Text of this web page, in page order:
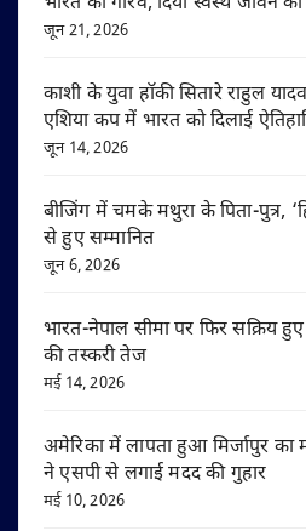
जून 21, 2026
काशी के युवा हॉकी सितारे राहुल
एशिया कप में भारत को दिलाई
जून 14, 2026
बीजिंग में चमके मथुरा के पिता-पुत्र,
से हुए सम्मानित
जून 6, 2026
भारत-नेपाल सीमा पर फिर सक्रिय हुए
की तस्करी तेज
मई 14, 2026
अमेरिका में लापता हुआ मिर्जापुर का
ने एसपी से लगाई मदद की गुहार
मई 10, 2026